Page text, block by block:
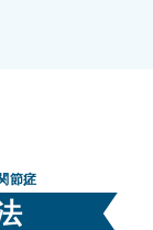
節症